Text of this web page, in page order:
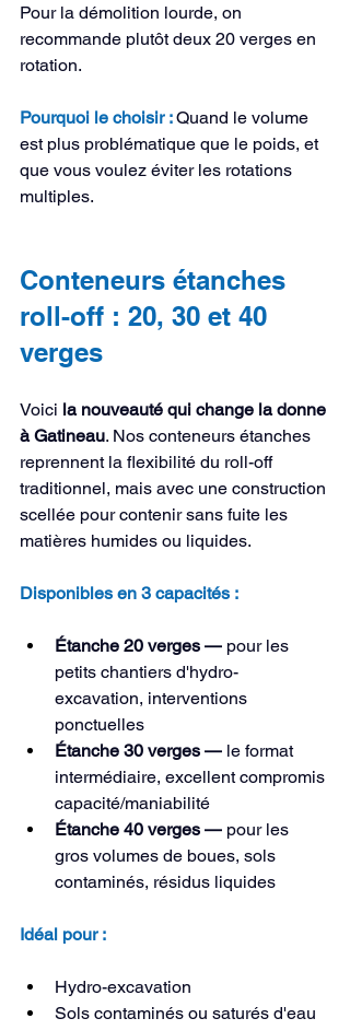
Pour la démolition lourde, on
recommande plutôt deux 20 verges en
rotation.
Pourquoi le choisir : Quand le volume
est plus problématique que le poids, et
que vous voulez éviter les rotations
multiples.
Conteneurs étanches
roll-off : 20, 30 et 40
verges
Voici la nouveauté qui change la donne
à Gatineau. Nos conteneurs étanches
reprennent la flexibilité du roll-off
traditionnel, mais avec une construction
scellée pour contenir sans fuite les
matières humides ou liquides.
Disponibles en 3 capacités :
Étanche 20 verges — pour les
petits chantiers d'hydro-
excavation, interventions
ponctuelles
Étanche 30 verges — le format
intermédiaire, excellent compromis
capacité/maniabilité
Étanche 40 verges — pour les
gros volumes de boues, sols
contaminés, résidus liquides
Idéal pour :
Hydro-excavation
Sols contaminés ou saturés d'eau